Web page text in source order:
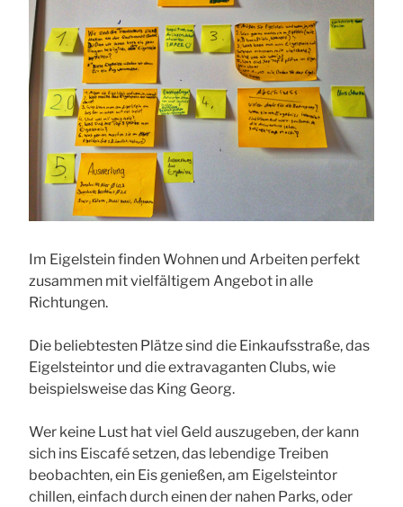
Im Eigelstein finden Wohnen und Arbeiten perfekt
zusammen mit vielfältigem Angebot in alle
Richtungen.
Die beliebtesten Plätze sind die Einkaufsstraße, das
Eigelsteintor und die extravaganten Clubs, wie
beispielsweise das King Georg.
Wer keine Lust hat viel Geld auszugeben, der kann
sich ins Eiscafé setzen, das lebendige Treiben
beobachten, ein Eis genießen, am Eigelsteintor
chillen, einfach durch einen der nahen Parks, oder